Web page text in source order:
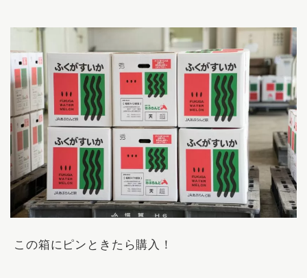
この箱にピンときたら購入！